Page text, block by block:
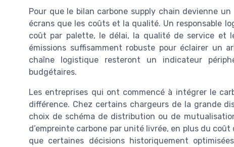
Pour que le bilan carbone supply chain devienne
écrans que les coûts et la qualité. Un responsable
coût par palette, le délai, la qualité de service et
émissions suffisamment robuste pour éclairer un
chaîne logistique resteront un indicateur
budgétaires.
Les entreprises qui ont commencé à intégrer le
différence. Chez certains chargeurs de la grande
choix de schéma de distribution ou de
d’empreinte carbone par unité livrée, en plus du
que certaines décisions historiquement